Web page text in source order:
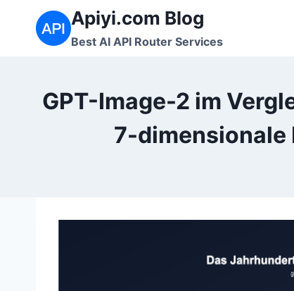
springen
Apiyi.com Blog
Best AI API Router Services
GPT-Image-2 im
7-dimensionale